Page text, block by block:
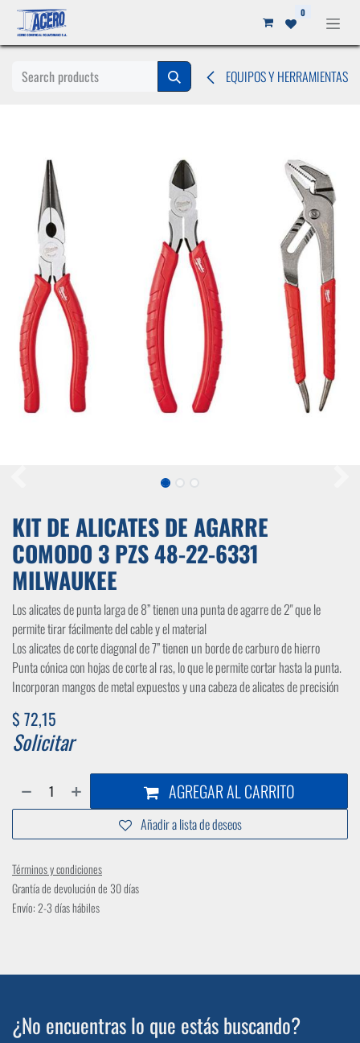
Ir al contenido 0
EQUIPOS Y HERRAMIENTAS
KIT DE ALICATES DE AGARRE
COMODO 3 PZS 48-22-6331
MILWAUKEE
Los alicates de punta larga de 8” tienen una punta de agarre de 2" que le
permite tirar fácilmente del cable y el material
Los alicates de corte diagonal de 7” tienen un borde de carburo de hierro
Punta cónica con hojas de corte al ras, lo que le permite cortar hasta la punta.
Incorporan mangos de metal expuestos y una cabeza de alicates de precisión
$ 72,15
Solicitar
AGREGAR AL CARRITO
Añadir a lista de deseos
Términos y condiciones
Grantía de devolución de 30 días
Envío: 2-3 días hábiles
¿No encuentras lo que estás buscando?